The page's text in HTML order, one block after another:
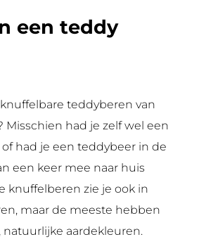
een teddy
teddyberen van
Misschien had je zelf wel een
had je een teddybeer in de
een keer mee naar huis
knuffelberen zie je ook in
maar de meeste hebben
aardekleuren.